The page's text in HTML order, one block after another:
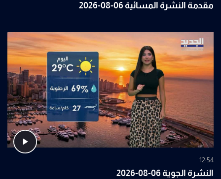
مقدمة النشرة المسائية 06-08-2026
12:54
النشرة الجوية 06-08-2026